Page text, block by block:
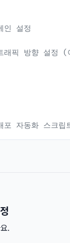
인 설정
래픽 방향 설정 (
포 자동화 스크립
.